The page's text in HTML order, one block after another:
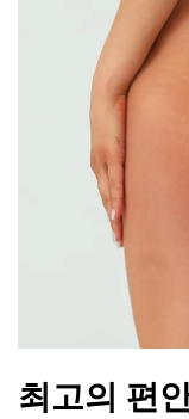
최고의 편